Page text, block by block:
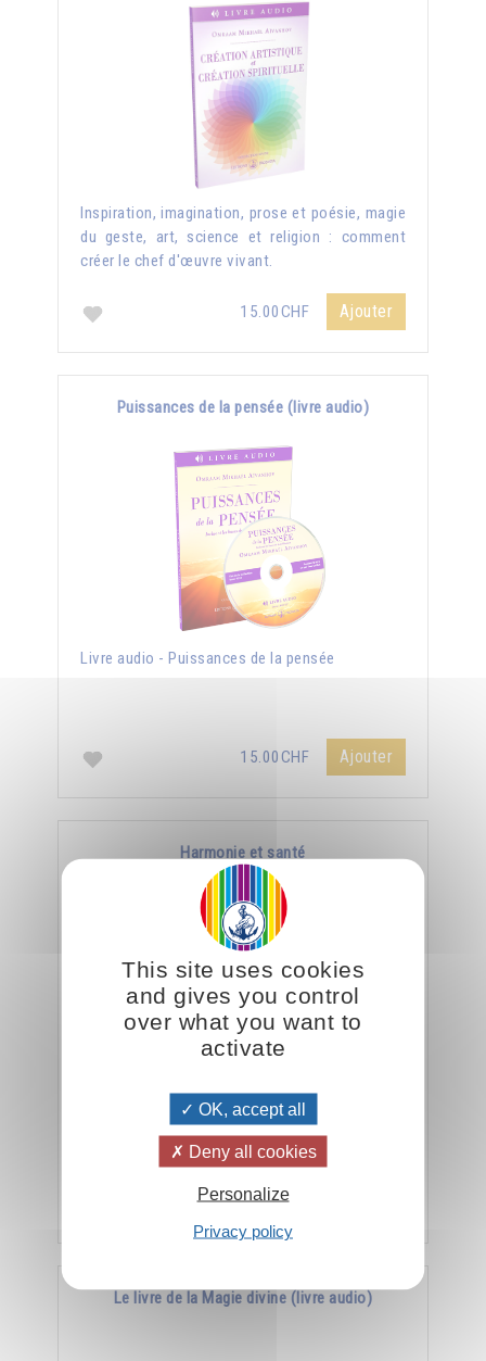
Inspiration, imagination, prose et poésie, magie
du geste, art, science et religion : comment
créer le chef d'œuvre vivant.
15.00CHF Ajouter
Puissances de la pensée (livre audio)
Livre audio - Puissances de la pensée
15.00CHF Ajouter
Harmonie et santé
La meilleure arme contre la maladie, c’est
15.00CHF
Le livre de la Magie divine (livre audio)
This site uses cookies
and gives you control
over what you want to
activate
OK, accept all
Deny all cookies
Personalize
Privacy policy